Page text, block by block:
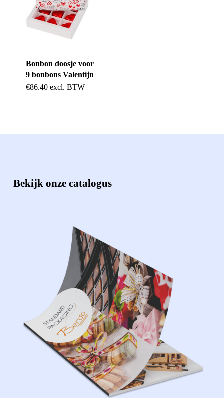
Bonbon doosje voor
9 bonbons Valentijn
€86.40 excl. BTW
Bekijk onze catalogus